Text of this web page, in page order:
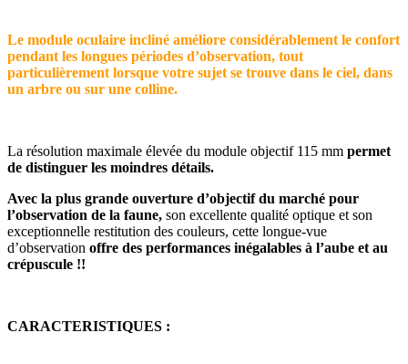
Le module oculaire incliné améliore considérablement le confort
pendant les longues périodes d’observation, tout
particulièrement lorsque votre sujet se trouve dans le ciel, dans
un arbre ou sur une colline.
La résolution maximale élevée du module objectif 115 mm permet
de distinguer les moindres détails.
Avec la plus grande ouverture d’objectif du marché pour
l’observation de la faune, son excellente qualité optique et son
exceptionnelle restitution des couleurs, cette longue-vue
d’observation offre des performances inégalables à l’aube et au
crépuscule !!
CARACTERISTIQUES :